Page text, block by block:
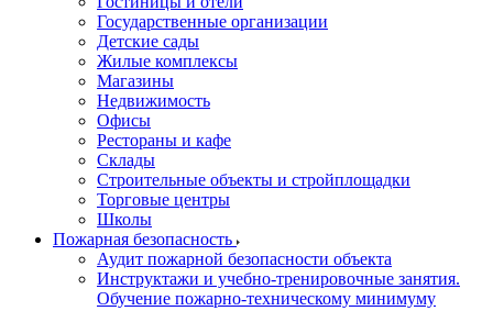
Государственные организации
Детские сады
Жилые комплексы
Магазины
Недвижимость
Офисы
Рестораны и кафе
Склады
Строительные объекты и стройплощадки
Торговые центры
Школы
Пожарная безопасность
Аудит пожарной безопасности объекта
Инструктажи и учебно-тренировочные занятия.
Обучение пожарно-техническому минимуму